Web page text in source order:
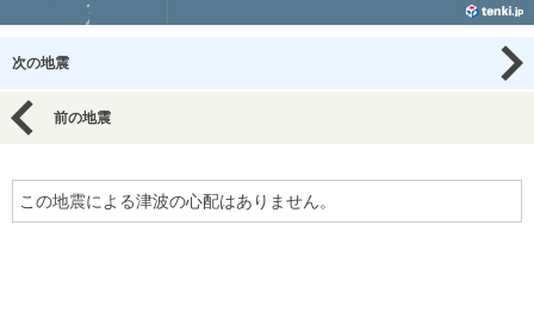
次の地震
前の地震
この地震による津波の心配はありません。